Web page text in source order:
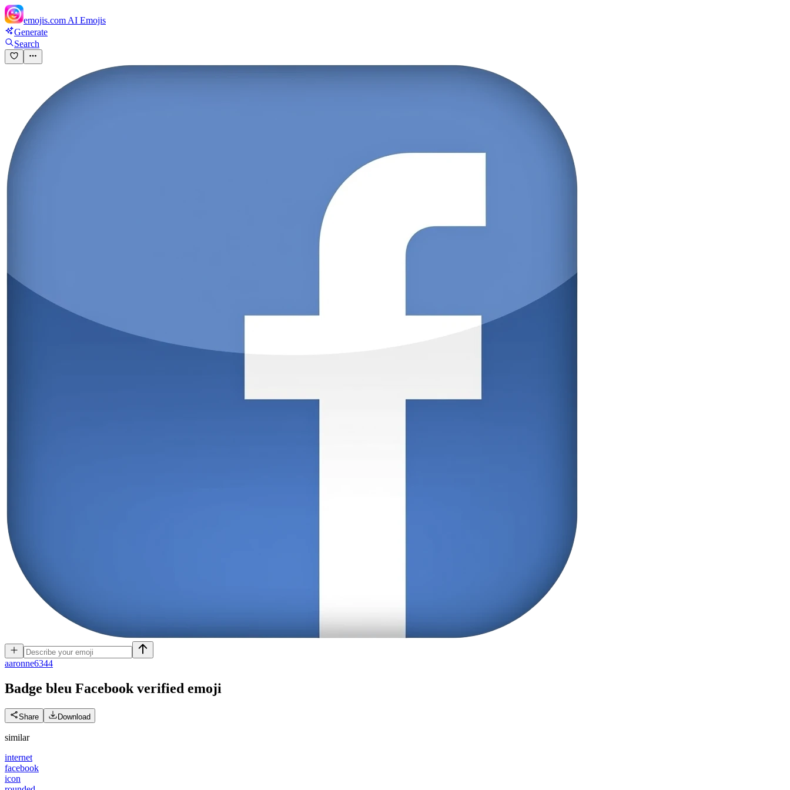
emojis.com AI Emojis
Generate
Search
aaronne6344
Badge bleu Facebook verified emoji
Share Download
similar
internet
facebook
icon